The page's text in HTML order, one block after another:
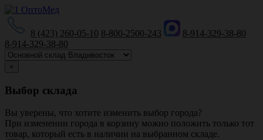
8 (423) 260-05-10 8-800-2500-243
8-914-329-38-80
8-914-329-38-80
×
Выбор склада
Вы уверены, что хотите изменить выбор города?
При изменении города в корзину можно положить только тот
товар, который есть в наличии на выбранном складе.